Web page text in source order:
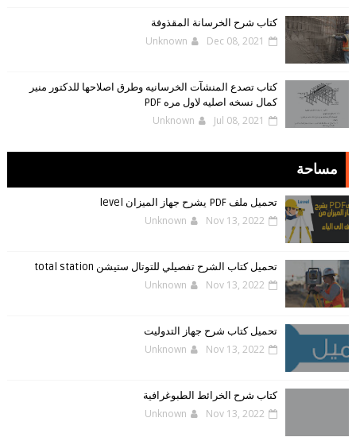
كتاب شرح الخرسانة المقذوفة
Unknown Dec 08, 2021
كتاب تصدع المنشآت الخرسانيه وطرق اصلاحها للدكتور منير
كمال نسخه اصليه لاول مره PDF
Unknown Jul 08, 2021
مساحة
تحميل ملف PDF يشرح جهاز الميزان level
Unknown Nov 13, 2022
تحميل كتاب الشرح تفصيلي للتوتال ستيشن total station
Unknown Nov 13, 2022
تحميل كتاب شرح جهاز التدوليت
Unknown Nov 13, 2022
كتاب شرح الخرائط الطبوغرافية
Unknown Nov 13, 2022